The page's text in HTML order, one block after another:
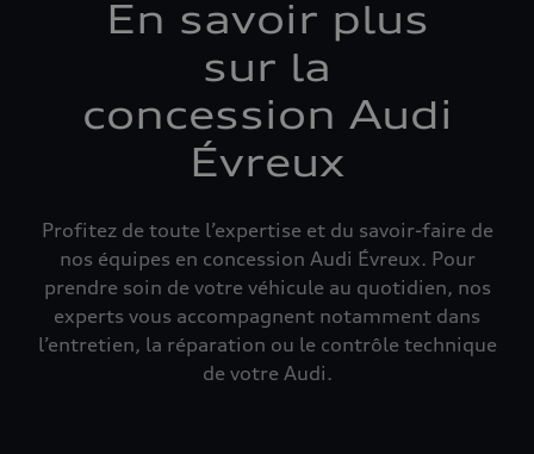
En savoir plus
sur la
concession Audi
Évreux
Profitez de toute l’expertise et du savoir-faire de
nos équipes en concession Audi Évreux. Pour
prendre soin de votre véhicule au quotidien, nos
experts vous accompagnent notamment dans
l’entretien, la réparation ou le contrôle technique
de votre Audi.